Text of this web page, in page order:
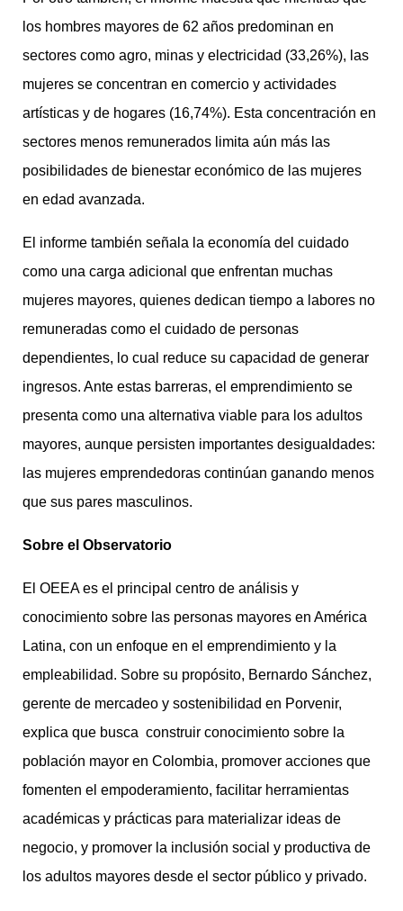
los hombres mayores de 62 años predominan en
sectores como agro, minas y electricidad (33,26%), las
mujeres se concentran en comercio y actividades
artísticas y de hogares (16,74%). Esta concentración en
sectores menos remunerados limita aún más las
posibilidades de bienestar económico de las mujeres
en edad avanzada.
El informe también señala la economía del cuidado
como una carga adicional que enfrentan muchas
mujeres mayores, quienes dedican tiempo a labores no
remuneradas como el cuidado de personas
dependientes, lo cual reduce su capacidad de generar
ingresos. Ante estas barreras, el emprendimiento se
presenta como una alternativa viable para los adultos
mayores, aunque persisten importantes desigualdades:
las mujeres emprendedoras continúan ganando menos
que sus pares masculinos.
Sobre el Observatorio
El OEEA es el principal centro de análisis y
conocimiento sobre las personas mayores en América
Latina, con un enfoque en el emprendimiento y la
empleabilidad. Sobre su propósito, Bernardo Sánchez,
gerente de mercadeo y sostenibilidad en Porvenir,
explica que busca construir conocimiento sobre la
población mayor en Colombia, promover acciones que
fomenten el empoderamiento, facilitar herramientas
académicas y prácticas para materializar ideas de
negocio, y promover la inclusión social y productiva de
los adultos mayores desde el sector público y privado.